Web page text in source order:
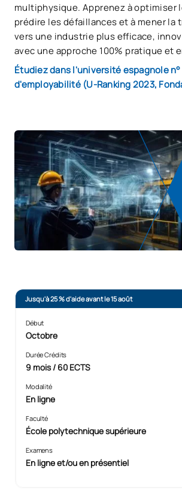
multiphysique. Apprenez à optimiser
prédire les défaillances et à mener la
vers une industrie plus efficace,
avec une approche 100% pratique et
Étudiez dans l'université espagnole n°
d'employabilité (U-Ranking 2023,
Jusqu'à 25 % d'aide avant le 15 août
Début
Octobre
Durée Crédits
9 mois / 60 ECTS
Modalité
En ligne
Faculté
École polytechnique supérieure
Examens
En ligne et/ou en présentiel